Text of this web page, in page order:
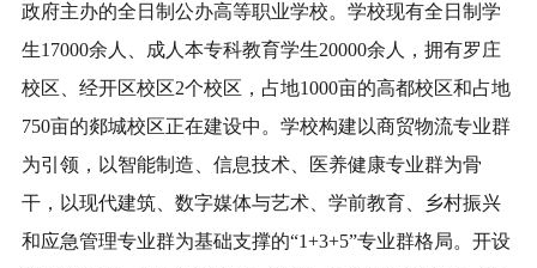
政府主办的全日制公办高等职业学校。学校现有全日制学
生17000余人、成人本专科教育学生20000余人，拥有罗庄
校区、经开区校区2个校区，占地1000亩的高都校区和占地
750亩的郯城校区正在建设中。学校构建以商贸物流专业群
为引领，以智能制造、信息技术、医养健康专业群为骨
干，以现代建筑、数字媒体与艺术、学前教育、乡村振兴
和应急管理专业群为基础支撑的“1+3+5”专业群格局。开设